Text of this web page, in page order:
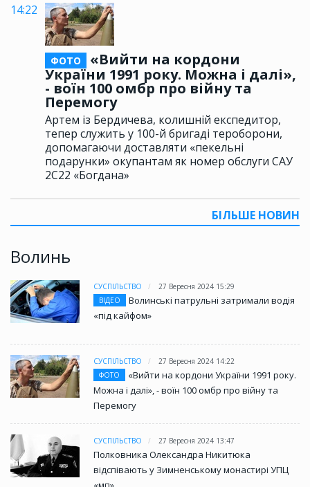
14:22
ФОТО
«Вийти на кордони
України 1991 року. Можна і далі»,
- воїн 100 омбр про війну та
Перемогу
Артем із Бердичева, колишній експедитор,
тепер служить у 100-й бригаді тероборони,
допомагаючи доставляти «пекельні
подарунки» окупантам як номер обслуги САУ
2С22 «Богдана»
БІЛЬШЕ НОВИН
Волинь
СУСПІЛЬСТВО
27 Вересня 2024 15:29
ВІДЕО
Волинські патрульні затримали водія
«під кайфом»
СУСПІЛЬСТВО
27 Вересня 2024 14:22
ФОТО
«Вийти на кордони України 1991 року.
Можна і далі», - воїн 100 омбр про війну та
Перемогу
СУСПІЛЬСТВО 27 Вересня 2024 13:47
Полковника Олександра Никитюка
відспівають у Зимненському монастирі УПЦ